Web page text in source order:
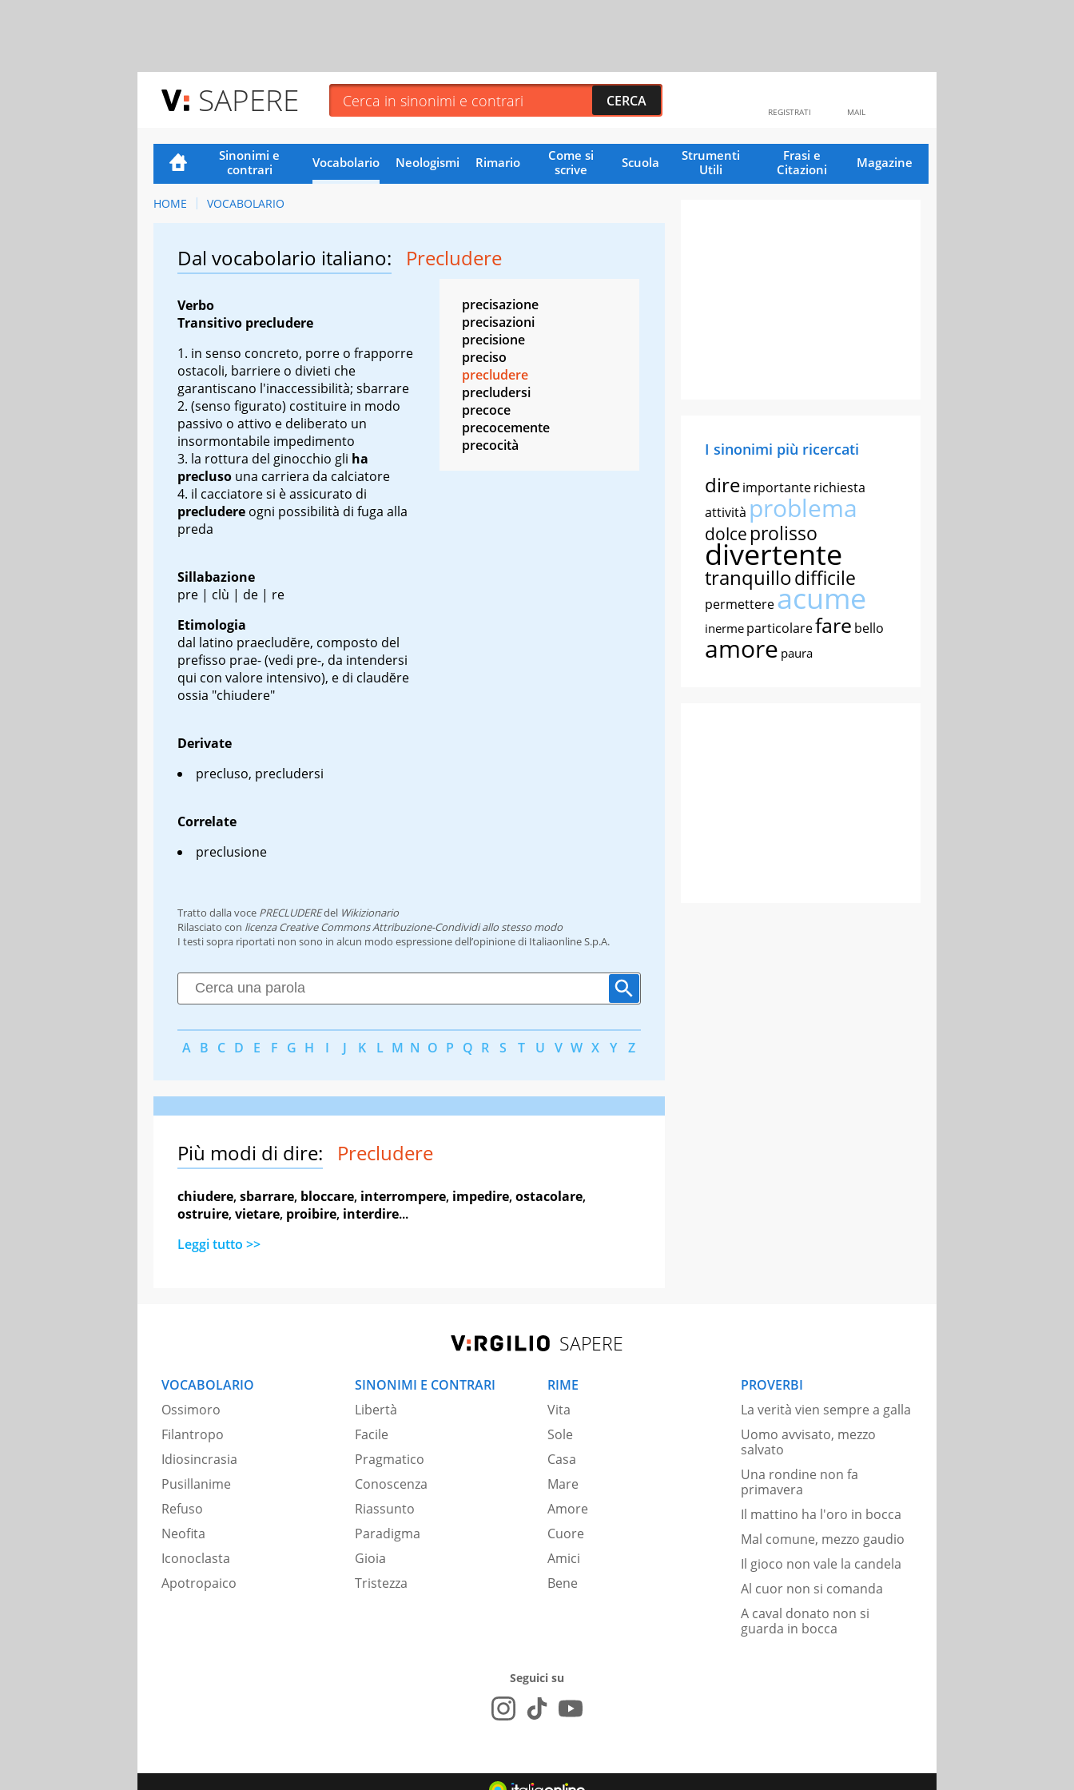
SAPERE MAIL
REGISTRATI
Sinonimi e
contrari
Vocabolario Neologismi Rimario
Come si
scrive
Scuola
Strumenti
Utili
Frasi e
Citazioni
Magazine
HOME VOCABOLARIO
Dal vocabolario italiano: Precludere
Verbo
Transitivo precludere
in senso concreto, porre o frapporre
ostacoli, barriere o divieti che
garantiscano l'inaccessibilità; sbarrare
(senso figurato) costituire in modo
passivo o attivo e deliberato un
insormontabile impedimento
la rottura del ginocchio gli ha
precluso una carriera da calciatore
il cacciatore si è assicurato di
precludere ogni possibilità di fuga alla
preda
Sillabazione
pre | clù | de | re
Etimologia
dal latino praecludĕre, composto del
prefisso prae-(vedi pre-, da intendersi
qui con valore intensivo), e di claudĕre
ossia "chiudere"
Derivate
precluso, precludersi
Correlate
preclusione
precisazione
precisazioni
precisione
preciso
precludere
precludersi
precoce
precocemente
precocità
Tratto dalla voce PRECLUDEREdel Wikizionario
Rilasciato con licenza Creative Commons Attribuzione-Condividi allo stesso modo
I testi sopra riportati non sono in alcun modo espressione dell’opinione di Italiaonline S.p.A.
A B C D E F G H I J K L M N O P Q R S T U V W X Y Z
Più modi di dire: Precludere
chiudere,sbarrare, bloccare, interrompere, impedire,ostacolare,
ostruire,vietare, proibire, interdire...
Leggi tutto >>
I sinonimi più ricercati
direimportanterichiesta
attività problema
dolce prolisso
divertente
tranquillodifficile
permettereacume
inerme particolarefare bello
amore paura
SAPERE
VOCABOLARIO
Ossimoro
Filantropo
Idiosincrasia
Pusillanime
Refuso
Neofita
Iconoclasta
Apotropaico
SINONIMI E CONTRARI
Libertà
Facile
Pragmatico
Conoscenza
Riassunto
Paradigma
Gioia
Tristezza
RIME
Vita
Sole
Casa
Mare
Amore
Cuore
Amici
Bene
PROVERBI
La verità vien sempre a galla
Uomo avvisato, mezzo
salvato
Una rondine non fa
primavera
Il mattino ha l'oro in bocca
Mal comune, mezzo gaudio
Il gioco non vale la candela
Al cuor non si comanda
A caval donato non si
guarda in bocca
Seguici su